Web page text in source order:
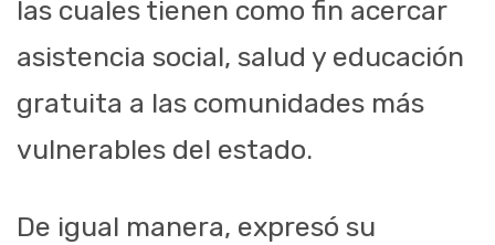
las cuales tienen como fin acercar
asistencia social, salud y educación
gratuita a las comunidades más
vulnerables del estado.
De igual manera, expresó su